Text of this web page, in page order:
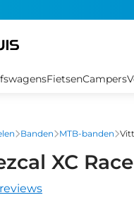
FietsenCampers
Banden MTB-banden
XC